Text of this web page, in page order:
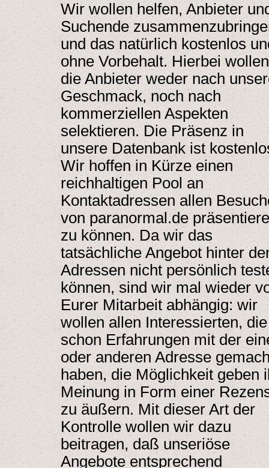
Wir wollen helfen, Anbieter
Suchende
und das natürlich kostenlos
ohne Vorbehalt. Hierbei
die Anbieter weder nach
Geschmack, noch nach
kommerziellen Aspekten
selektieren. Die Präsenz in
unsere Datenbank ist
Wir hoffen in Kürze einen
reichhaltigen Pool an
Kontaktadressen allen
von paranormal.de
zu können. Da wir das
tatsächliche Angebot hinter
Adressen nicht persönlich
können, sind wir mal wieder
Eurer Mitarbeit abhängig: wir
wollen allen Interessierten, die
schon Erfahrungen mit der
oder anderen Adresse
haben, die Möglichkeit geben
Meinung in Form einer
zu äußern. Mit dieser Art der
Kontrolle wollen wir dazu
beitragen, daß unseriöse
Angebote entsprechend